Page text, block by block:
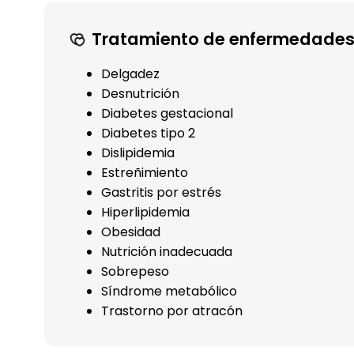
Tratamiento de
Delgadez
Desnutrición
Diabetes gestacional
Diabetes tipo 2
Dislipidemia
Estreñimiento
Gastritis por estrés
Hiperlipidemia
Obesidad
Nutrición inadecuada
Sobrepeso
Síndrome metabólico
Trastorno por atracón